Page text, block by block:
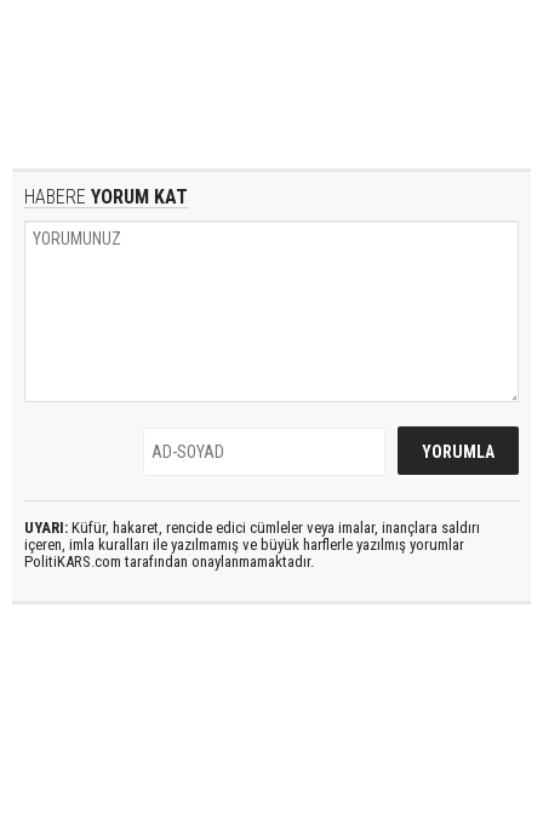
HABERE YORUM KAT
UYARI: Küfür, hakaret, rencide edici cümleler veya imalar, inançlara saldırı
içeren, imla kuralları ile yazılmamış ve büyük harflerle yazılmış yorumlar
PolitiKARS.com tarafından onaylanmamaktadır.